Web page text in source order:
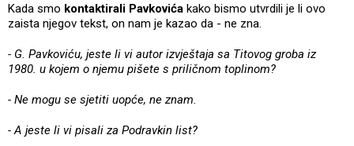
Kada smo kontaktirali Pavkovića kako bismo utvrdili je li ovo
zaista njegov tekst, on nam je kazao da - ne zna.
- G. Pavkoviću, jeste li vi autor izvještaja sa Titovog groba iz
1980. u kojem o njemu pišete s priličnom toplinom?
- Ne mogu se sjetiti uopće, ne znam.
- A jeste li vi pisali za Podravkin list?